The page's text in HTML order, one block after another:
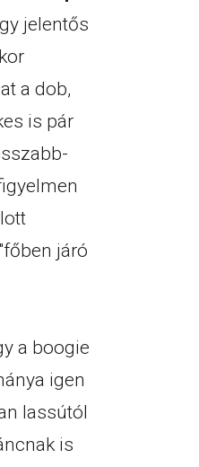
jelentős
a dob,
is pár
járó
a boogie
igen
lassútól
is